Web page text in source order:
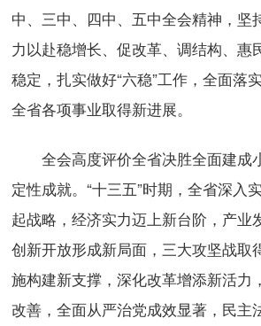
中、三中、四中、五中全会精神，坚
力以赴稳增长、促改革、调结构、惠
稳定，扎实做好“六稳”工作，全面落
全省各项事业取得新进展。
全会高度评价全省决胜全面建成
定性成就。“十三五”时期，全省深入
起战略，经济实力迈上新台阶，产业
创新开放形成新局面，三大攻坚战取
施构建新支撑，深化改革增添新活力
改善，全面从严治党成效显著，民主